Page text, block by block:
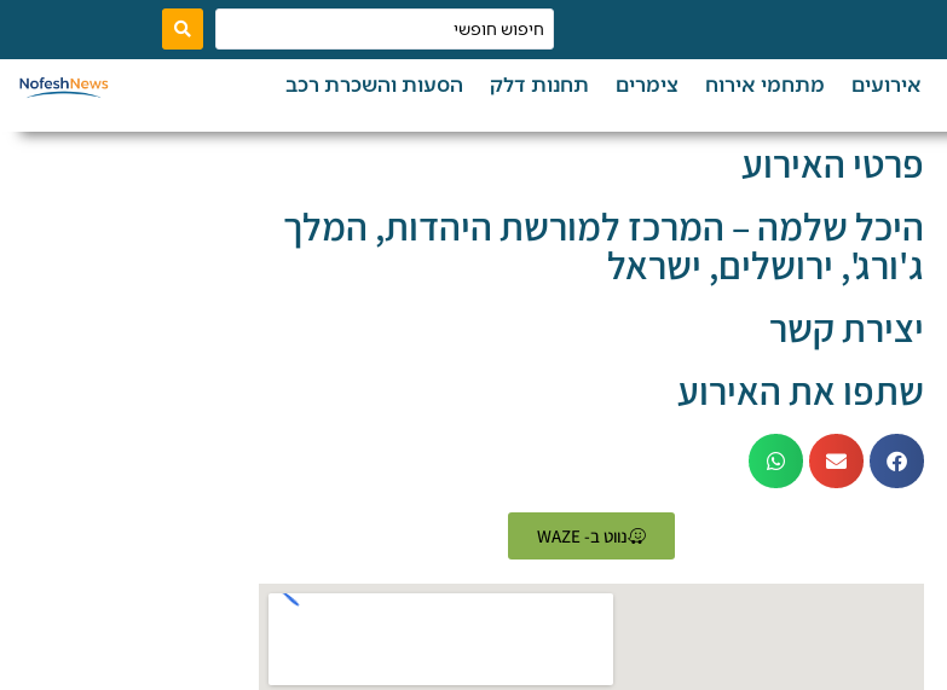
אירועים מתחמי אירוח צימרים תחנות דלק
הסעות והשכרת רכב
פרטי האירוע
היכל שלמה – המרכז למורשת היהדות, המלך
ג'ורג', ירושלים, ישראל
יצירת קשר
שתפו את האירוע
נווט ב- WAZE